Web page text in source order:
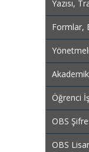
Yazısı,
Formlar,
Öğrenci
OBS
OBS